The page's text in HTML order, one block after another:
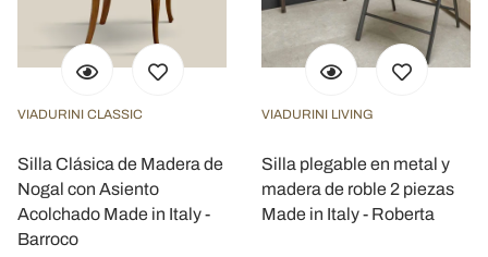
VIADURINI CLASSIC
Silla Clásica de Madera de
Nogal con Asiento
Acolchado Made in Italy -
Barroco
VIADURINI LIVING
Silla plegable en metal y
madera de roble 2 piezas
Made in Italy - Roberta